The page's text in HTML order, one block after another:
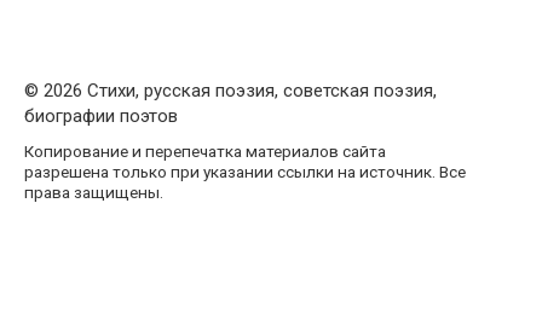
© 2026 Стихи, русская поэзия, советская поэзия,
биографии поэтов
Копирование и перепечатка материалов сайта
разрешена только при указании ссылки на источник. Все
права защищены.